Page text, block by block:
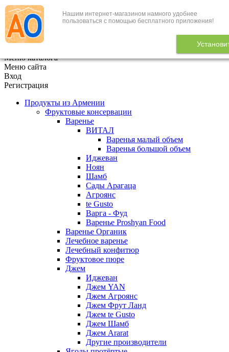
Нашим интернет-магазином намного удобнее
пользоваться с помощью бесплатного приложения!
+7 (495) 646-888-1
В корзине 0
Меню каталога
Меню сайта
Вход
Регистрация
Продукты из Армении
Фруктовые консервации
Варенье
ВИТАЛ
Варенья малый объем
Варенья большой объем
Иджеван
Ноян
Шамб
Сады Арагаца
Агроянс
te Gusto
Варга - Фуд
Варенье Proshyan Food
Варенье Органик
Лечебное варенье
Лечебный конфитюр
Фруктовое пюре
Джем
Иджеван
Джем YAN
Джем Агроянс
Джем Фрут Ланд
Джем te Gusto
Джем Шамб
Джем Ararat
Другие производители